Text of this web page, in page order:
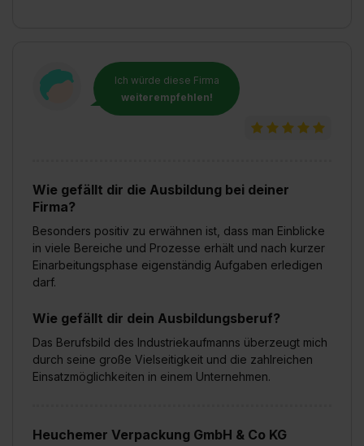
Ich würde diese Firma
weiterempfehlen!
Wie gefällt dir die Ausbildung bei deiner
Firma?
Besonders positiv zu erwähnen ist, dass man Einblicke
in viele Bereiche und Prozesse erhält und nach kurzer
Einarbeitungsphase eigenständig Aufgaben erledigen
darf.
Wie gefällt dir dein Ausbildungsberuf?
Das Berufsbild des Industriekaufmanns überzeugt mich
durch seine große Vielseitigkeit und die zahlreichen
Einsatzmöglichkeiten in einem Unternehmen.
Heuchemer Verpackung GmbH & Co KG